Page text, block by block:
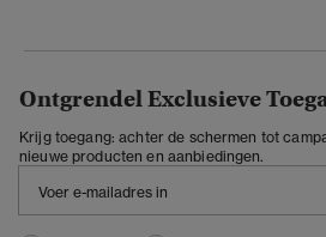
Ontgrendel Exclusieve
Krijg toegang: achter de schermen tot
nieuwe producten en aanbiedingen.